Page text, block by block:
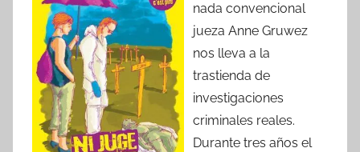
nada convencional
jueza Anne Gruwez
nos lleva a la
trastienda de
investigaciones
criminales reales.
Durante tres años el